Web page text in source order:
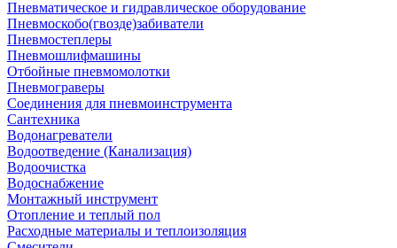
Пневматическое и гидравлическое оборудование
Пневмоскобо(гвозде)забиватели
Пневмостеплеры
Пневмошлифмашины
Отбойные пневмомолотки
Пневмограверы
Соединения для пневмоинструмента
Сантехника
Водонагреватели
Водоотведение (Канализация)
Водоочистка
Водоснабжение
Монтажный инструмент
Отопление и теплый пол
Расходные материалы и теплоизоляция